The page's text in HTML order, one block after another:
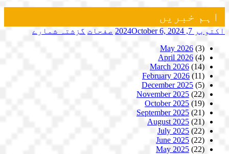
اہم خبریں
اکتوبر 7, 2024 October 6, 2024 صفحات گزشتہ شمارے
May 2026 (3)
April 2026 (4)
March 2026 (14)
February 2026 (11)
December 2025 (5)
November 2025 (22)
October 2025 (19)
September 2025 (21)
August 2025 (21)
July 2025 (22)
June 2025 (22)
May 2025 (22)